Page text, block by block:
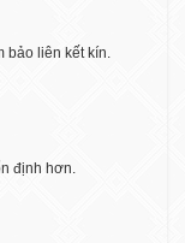
bảo liên kết kín.
định hơn.